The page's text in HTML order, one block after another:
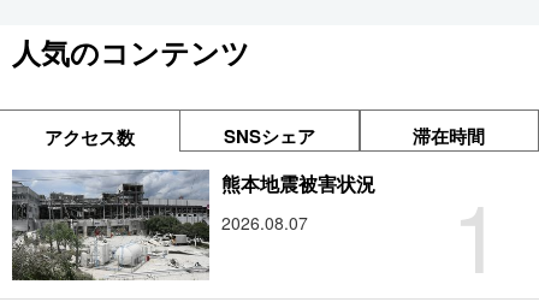
人気のコンテンツ
アクセス数 SNSシェア 滞在時間
1
熊本地震被害状況
2026.08.07